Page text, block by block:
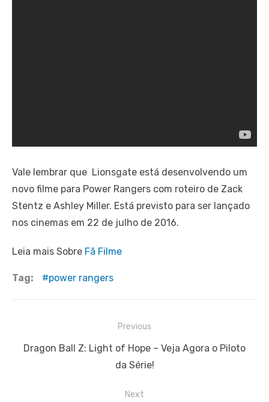
Vale lembrar que Lionsgate está desenvolvendo um
novo filme para Power Rangers com roteiro de Zack
Stentz e Ashley Miller. Está previsto para ser lançado
nos cinemas em 22 de julho de 2016.
Leia mais Sobre Fã Filme
Tag: power rangers
de
Previous
Previous
Dragon Ball Z: Light of Hope – Veja Agora o Piloto
da Série!
Next